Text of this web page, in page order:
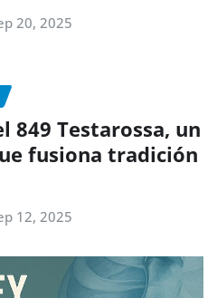
20, 2025
849 Testarossa, un
fusiona tradición
12, 2025